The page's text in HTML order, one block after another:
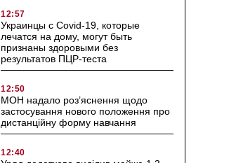
12:57
Украинцы с Covid-19, которые
лечатся на дому, могут быть
признаны здоровыми без
результатов ПЦР-теста
12:50
МОН надало роз’яснення щодо
застосування нового положення про
дистанційну форму навчання
12:40